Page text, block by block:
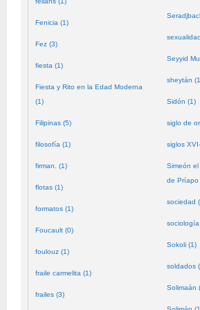
Fenicia (1)
Fez (3)
fiesta (1)
Fiesta y Rito en la Edad Moderna
(1)
Filipinas (5)
filosofía (1)
firman. (1)
flotas (1)
formatos (1)
Foucault (0)
foulouz (1)
fraile carmelita (1)
frailes (3)
Seyyid
sheytán
Sidón (1)
siglo de
siglos
Simeón
de Príapo
sociedad
Sokoli (1)
soldados
Solimaán